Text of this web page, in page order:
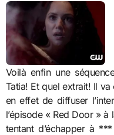
Voilà enfin une
Tatia! Et quel extrait! Il
en effet de diffuser
l’épisode « Red Door »
tentant d’échapper à ***